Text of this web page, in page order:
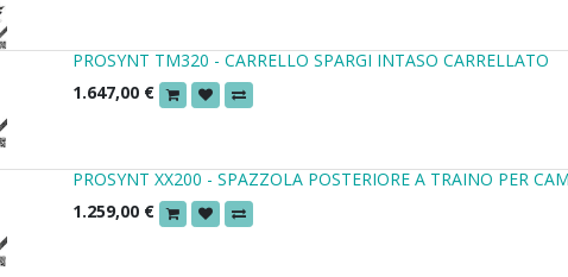
PROSYNT TM320 - CARRELLO SPARGI INTASO CARRELLATO
1.647,00 €
PROSYNT XX200 - SPAZZOLA POSTERIORE A TRAINO PER
1.259,00 €